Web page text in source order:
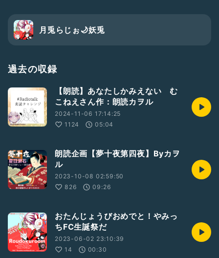
#不思議な話
#女性朗読
#ひとり語り
月兎らじぉ🌙妖兎
過去の収録
【朗読】あなたしかみえない む
こねえさん作：朗読カヲル
2024-11-06 17:14:25
1124
05:04
朗読企画【夢十夜第四夜】Byカヲ
ル
2023-10-08 02:59:50
826
09:26
おたんじょうびおめでと！やみっ
ちFC生誕祭だ
2023-06-02 23:10:39
14
00:30